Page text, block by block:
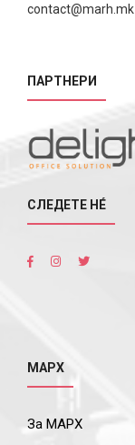
contact@marh.mk
ПАРТНЕРИ
СЛЕДЕТЕ НÉ
МАРХ
За МАРХ